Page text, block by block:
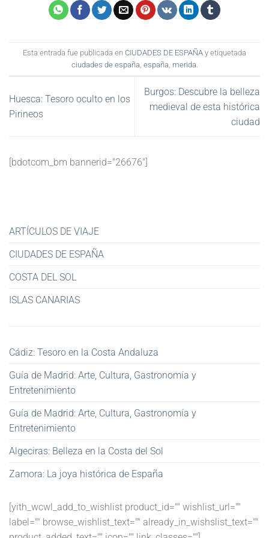
Esta entrada fue publicada en CIUDADES DE ESPAÑA y etiquetada
ciudades de españa españa merida
Huesca: Tesoro oculto en los
Pirineos
Burgos: Descubre la belleza
medieval de esta histórica
ciudad
[bdotcom_bm bannerid="26676"]
ARTÍCULOS DE VIAJE
CIUDADES DE ESPAÑA
COSTA DEL SOL
ISLAS CANARIAS
Cádiz: Tesoro en la Costa Andaluza
Guía de Madrid: Arte, Cultura, Gastronomía y
Entretenimiento
Guía de Madrid: Arte, Cultura, Gastronomía y
Entretenimiento
Algeciras: Belleza en la Costa del Sol
Zamora: La joya histórica de España
[yith_wcwl_add_to_wishlist product_id="" wishlist_url=""
label="" browse_wishlist_text="" already_in_wishslist_text=""